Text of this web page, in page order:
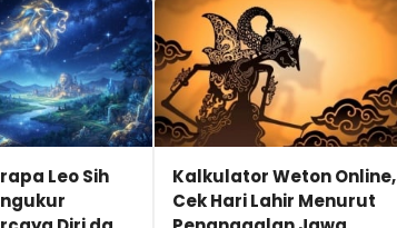
Leo Sih
Kalkulator Weton Online,
Cek Hari Lahir Menurut